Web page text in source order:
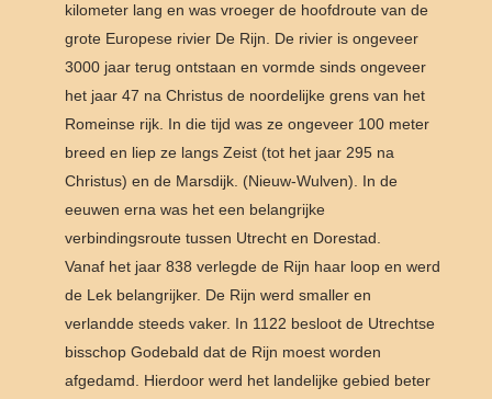
kilometer lang en was vroeger de hoofdroute van de
grote Europese rivier De Rijn. De rivier is ongeveer
3000 jaar terug ontstaan en vormde sinds ongeveer
het jaar 47 na Christus de noordelijke grens van het
Romeinse rijk. In die tijd was ze ongeveer 100 meter
breed en liep ze langs Zeist (tot het jaar 295 na
Christus) en de Marsdijk. (Nieuw-Wulven). In de
eeuwen erna was het een belangrijke
verbindingsroute tussen Utrecht en Dorestad.
Vanaf het jaar 838 verlegde de Rijn haar loop en werd
de Lek belangrijker. De Rijn werd smaller en
verlandde steeds vaker. In 1122 besloot de Utrechtse
bisschop Godebald dat de Rijn moest worden
afgedamd. Hierdoor werd het landelijke gebied beter